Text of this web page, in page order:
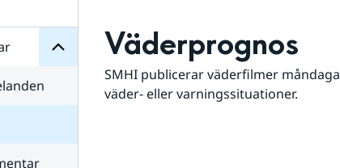
Väderprognos
SMHI publicerar väderfilmer
väder- eller varningssituationer.